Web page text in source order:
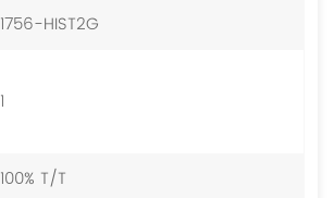
1756-HIST2G
1
100% T/T